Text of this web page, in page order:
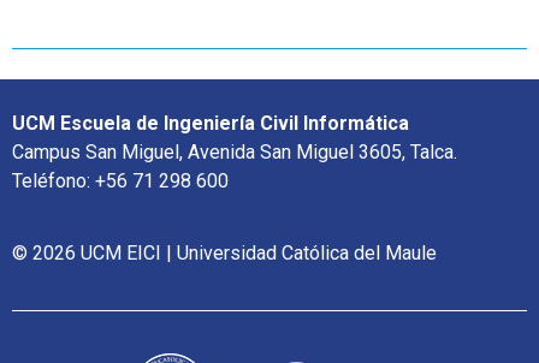
UCM Escuela de Ingeniería Civil Informática
Campus San Miguel, Avenida San Miguel 3605, Talca.
Teléfono: +56 71 298 600
© 2026 UCM EICI | Universidad Católica del Maule